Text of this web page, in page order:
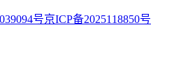
号京ICP备2025118850号